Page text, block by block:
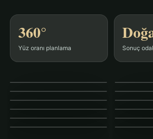
360°
Yüz oranı planlama Sonuç